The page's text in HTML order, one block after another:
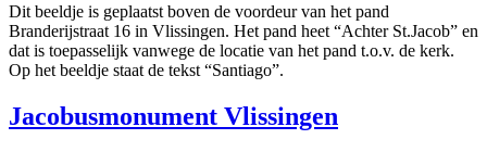
Dit beeldje is geplaatst boven de voordeur van het pand
Branderijstraat 16 in Vlissingen. Het pand heet “Achter St.Jacob” en
dat is toepasselijk vanwege de locatie van het pand t.o.v. de kerk.
Op het beeldje staat de tekst “Santiago”.
Jacobusmonument Vlissingen